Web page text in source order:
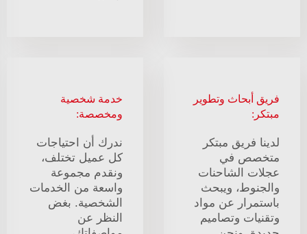
فريق أبحاث وتطوير
مبتكر:
لدينا فريق مبتكر
متخصص في
عجلات الشاحنات
والجنوط، ويبحث
باستمرار عن مواد
وتقنيات وتصاميم
خدمة شخصية
ومخصصة:
ندرك أن احتياجات
كل عميل تختلف،
ونقدم مجموعة
واسعة من الخدمات
الشخصية. بغض
النظر عن